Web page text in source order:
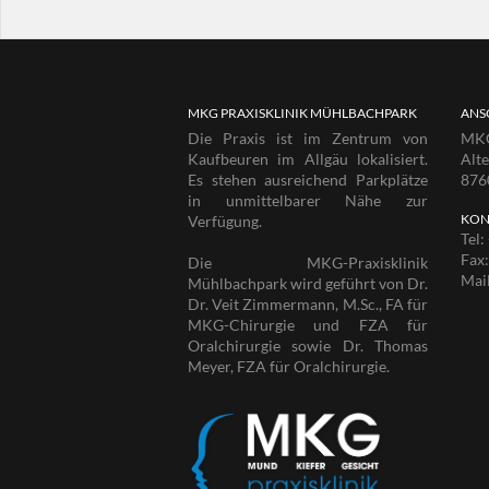
MKG PRAXISKLINIK MÜHLBACHPARK
Die Praxis ist im Zentrum von
Kaufbeuren im Allgäu lokalisiert.
Es stehen ausreichend Parkplätze
in unmittelbarer Nähe zur
Verfügung.
Die MKG-Praxisklinik
Mühlbachpark wird geführt von Dr.
Dr. Veit Zimmermann, M.Sc., FA für
MKG-Chirurgie und FZA für
Oralchirurgie sowie Dr. Thomas
Meyer, FZA für Oralchirurgie.
Tel:
Fax: